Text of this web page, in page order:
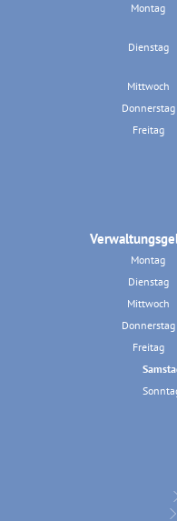
Montag
Dienstag
Mittwoch
Donnerstag
Freitag
Montag
Dienstag
Mittwoch
Donnerstag
Freitag